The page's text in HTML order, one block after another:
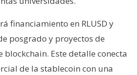
financiamiento en RLUSD y
posgrado y proyectos de
blockchain. Este detalle conecta
de la stablecoin con una